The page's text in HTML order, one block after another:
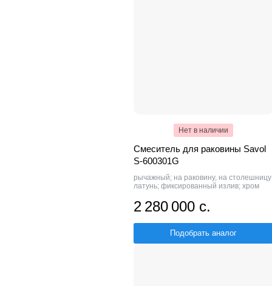
Нет в наличии
Смеситель для раковины Savol
S-600301G
рычажный; на раковину, на
латунь; фиксированный излив; хром
2 280 000 с.
Подобрать аналог